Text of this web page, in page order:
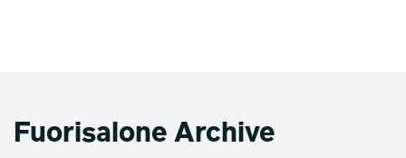
Fuorisalone Archive